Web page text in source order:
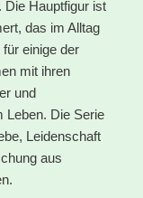
Die Hauptfigur ist
das im Alltag
einige der
mit ihren
und
Leben. Die Serie
Leidenschaft
aus